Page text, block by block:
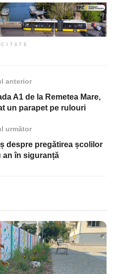
anterior
A1 de la Remetea Mare,
un parapet pe rulouri
următor
despre pregătirea școlilor
an în siguranță